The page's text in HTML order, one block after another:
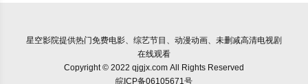
星空影院提供热门免费电影、综艺节目、动漫动画、未删减高清电视剧
在线观看
Copyright © 2022 qjgjx.com All Rights Reserved
皖ICP备06105671号